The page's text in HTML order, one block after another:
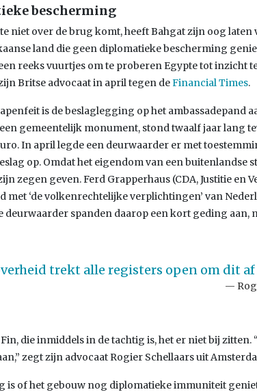
bescherming
niet over de brug komt, heeft Bahgat zijn oog
land die geen diplomatieke bescherming
reeks vuurtjes om te proberen Egypte tot inzicht
Britse advocaat in april tegen deFinancial Times.
is de beslaglegging op het ambassadepand
een gemeentelijk monument, stond twaalf jaar lang
In april legde een deurwaarder er met
op. Omdat het eigendom van een buitenlandse
zegen geven. Ferd Grapperhaus (CDA, Justitie en
met ‘de volkenrechtelijke verplichtingen’ van
deurwaarder spanden daarop een kort geding aan,
trekt alle registers open om dit af
die inmiddels in de tachtig is, het er niet bij zitten.
zegt zijn advocaat Rogier Schellaars uit
is of het gebouw nog diplomatieke immuniteit